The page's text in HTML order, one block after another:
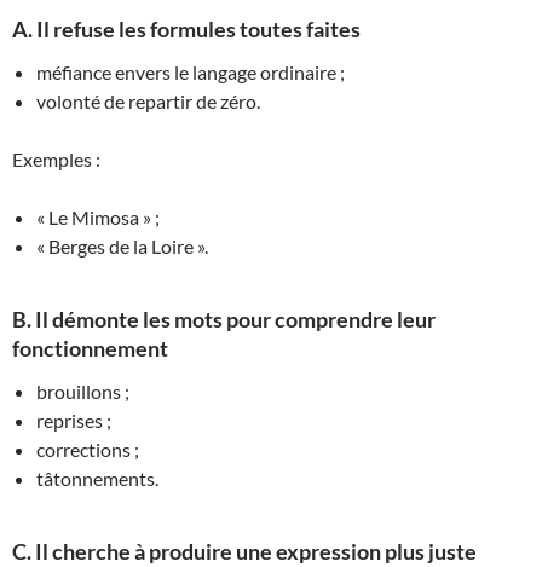
A. Il refuse les formules toutes faites
méfiance envers le langage ordinaire ;
volonté de repartir de zéro.
Exemples :
« Le Mimosa » ;
« Berges de la Loire ».
B. Il démonte les mots pour comprendre leur
fonctionnement
brouillons ;
reprises ;
corrections ;
tâtonnements.
C. Il cherche à produire une expression plus juste